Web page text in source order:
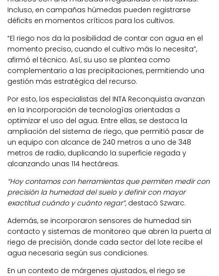
Incluso, en campañas húmedas pueden registrarse
déficits en momentos críticos para los cultivos.
“El riego nos da la posibilidad de contar con agua en el
momento preciso, cuando el cultivo más lo necesita”,
afirmó el técnico. Así, su uso se plantea como
complementario a las precipitaciones, permitiendo una
gestión más estratégica del recurso.
Por esto, los especialistas del INTA Reconquista avanzan
en la incorporación de tecnologías orientadas a
optimizar el uso del agua. Entre ellas, se destaca la
ampliación del sistema de riego, que permitió pasar de
un equipo con alcance de 240 metros a uno de 348
metros de radio, duplicando la superficie regada y
alcanzando unas 114 hectáreas.
“Hoy contamos con herramientas que permiten medir con
precisión la humedad del suelo y definir con mayor
exactitud cuándo y cuánto regar”,destacó Szwarc.
Además, se incorporaron sensores de humedad sin
contacto y sistemas de monitoreo que abren la puerta al
riego de precisión, donde cada sector del lote recibe el
agua necesaria según sus condiciones.
En un contexto de márgenes ajustados, el riego se